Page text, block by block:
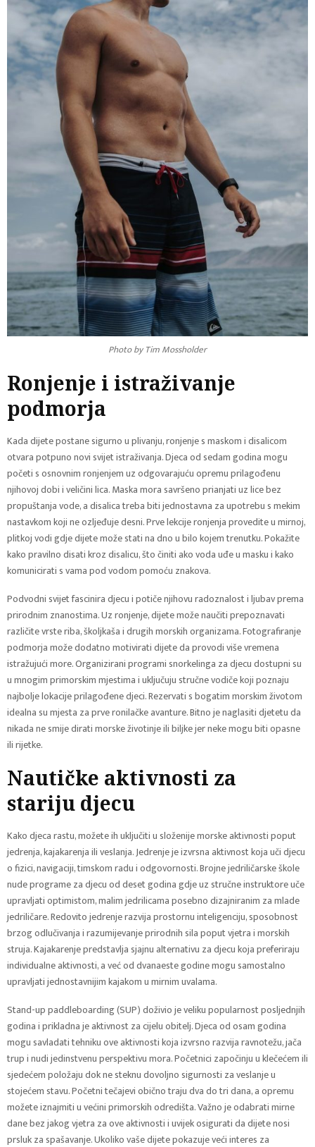
Photo by Tim Mossholder
Ronjenje i istraživanje
podmorja
Kada dijete postane sigurno u plivanju, ronjenje s maskom i disalicom
otvara potpuno novi svijet istraživanja. Djeca od sedam godina mogu
početi s osnovnim ronjenjem uz odgovarajuću opremu prilagođenu
njihovoj dobi i veličini lica. Maska mora savršeno prianjati uz lice bez
propuštanja vode, a disalica treba biti jednostavna za upotrebu s mekim
nastavkom koji ne ozljeđuje desni. Prve lekcije ronjenja provedite u mirnoj,
plitkoj vodi gdje dijete može stati na dno u bilo kojem trenutku. Pokažite
kako pravilno disati kroz disalicu, što činiti ako voda uđe u masku i kako
komunicirati s vama pod vodom pomoću znakova.
Podvodni svijet fascinira djecu i potiče njihovu radoznalost i ljubav prema
prirodnim znanostima. Uz ronjenje, dijete može naučiti prepoznavati
različite vrste riba, školjkaša i drugih morskih organizama. Fotografiranje
podmorja može dodatno motivirati dijete da provodi više vremena
istražujući more. Organizirani programi snorkelinga za djecu dostupni su
u mnogim primorskim mjestima i uključuju stručne vodiče koji poznaju
najbolje lokacije prilagođene djeci. Rezervati s bogatim morskim životom
idealna su mjesta za prve ronilačke avanture. Bitno je naglasiti djetetu da
nikada ne smije dirati morske životinje ili biljke jer neke mogu biti opasne
ili rijetke.
Nautičke aktivnosti za
stariju djecu
Kako djeca rastu, možete ih uključiti u složenije morske aktivnosti poput
jedrenja, kajakarenja ili veslanja. Jedrenje je izvrsna aktivnost koja uči djecu
o fizici, navigaciji, timskom radu i odgovornosti. Brojne jedriličarske škole
nude programe za djecu od deset godina gdje uz stručne instruktore uče
upravljati optimistom, malim jedrilicama posebno dizajniranim za mlade
jedriličare. Redovito jedrenje razvija prostornu inteligenciju, sposobnost
brzog odlučivanja i razumijevanje prirodnih sila poput vjetra i morskih
struja. Kajakarenje predstavlja sjajnu alternativu za djecu koja preferiraju
individualne aktivnosti, a već od dvanaeste godine mogu samostalno
upravljati jednostavnijim kajakom u mirnim uvalama.
Stand-up paddleboarding (SUP) doživio je veliku popularnost posljednjih
godina i prikladna je aktivnost za cijelu obitelj. Djeca od osam godina
mogu savladati tehniku ove aktivnosti koja izvrsno razvija ravnotežu, jača
trup i nudi jedinstvenu perspektivu mora. Početnici započinju u klečećem ili
sjedećem položaju dok ne steknu dovoljno sigurnosti za veslanje u
stojećem stavu. Početni tečajevi obično traju dva do tri dana, a opremu
možete iznajmiti u većini primorskih odredišta. Važno je odabrati mirne
dane bez jakog vjetra za ove aktivnosti i uvijek osigurati da dijete nosi
prsluk za spašavanje. Ukoliko vaše dijete pokazuje veći interes za